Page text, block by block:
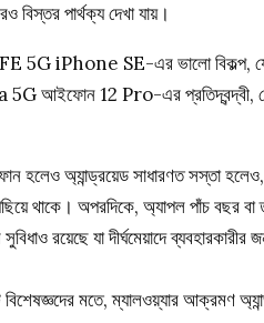
বিস্তর পার্থক্য দেখা যায়।
iPhone SE-এর ভালো বিকল্প,
12 Pro-এর প্রতিদ্বন্দ্বী, যেটিতে
হলেও অ্যান্ড্রয়েড সাধারণত সস্তা
থাকে। অপরদিকে, অ্যাপল পাঁচ বছর
রয়েছে যা দীর্ঘমেয়াদে
বিশেষজ্ঞদের মতে, ম্যালওয়্যার আক্রমণ